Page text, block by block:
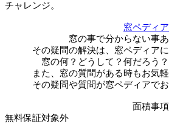
チャレンジ。
窓ペディア
窓の事で分からない事あり
その疑問の解決は、窓ペディアに
窓の何？どうして？何だろう？等
また、窓の質問がある時もお気軽
その疑問や質問が窓ペディアでお
面積事項
無料保証対象外